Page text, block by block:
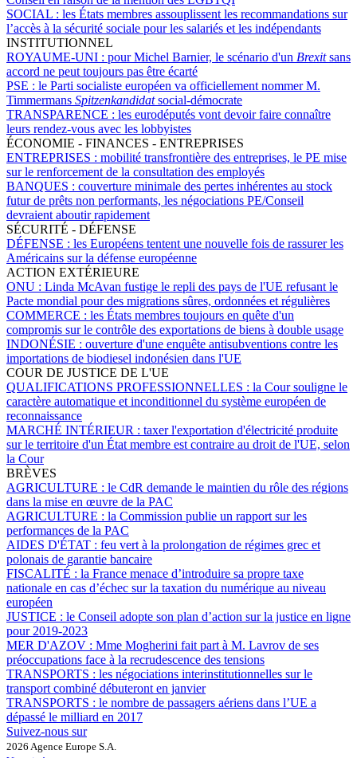
SOCIAL : les États membres assouplissent les recommandations sur
l’accès à la sécurité sociale pour les salariés et les indépendants
INSTITUTIONNEL
ROYAUME-UNI : pour Michel Barnier, le scénario d'un Brexitsans
accord ne peut toujours pas être écarté
PSE : le Parti socialiste européen va officiellement nommer M.
Timmermans Spitzenkandidatsocial-démocrate
TRANSPARENCE : les eurodéputés vont devoir faire connaître
leurs rendez-vous avec les lobbyistes
ÉCONOMIE - FINANCES - ENTREPRISES
ENTREPRISES : mobilité transfrontière des entreprises, le PE mise
sur le renforcement de la consultation des employés
BANQUES : couverture minimale des pertes inhérentes au stock
futur de prêts non performants, les négociations PE/Conseil
devraient aboutir rapidement
SÉCURITÉ - DÉFENSE
DÉFENSE : les Européens tentent une nouvelle fois de rassurer les
Américains sur la défense européenne
ACTION EXTÉRIEURE
ONU : Linda McAvan fustige le repli des pays de l'UE refusant le
Pacte mondial pour des migrations sûres, ordonnées et régulières
COMMERCE : les États membres toujours en quête d'un
compromis sur le contrôle des exportations de biens à double usage
INDONÉSIE : ouverture d'une enquête antisubventions contre les
importations de biodiesel indonésien dans l'UE
COUR DE JUSTICE DE L'UE
QUALIFICATIONS PROFESSIONNELLES : la Cour souligne le
caractère automatique et inconditionnel du système européen de
reconnaissance
MARCHÉ INTÉRIEUR : taxer l'exportation d'électricité produite
sur le territoire d'un État membre est contraire au droit de l'UE, selon
la Cour
BRÈVES
AGRICULTURE : le CdR demande le maintien du rôle des régions
dans la mise en œuvre de la PAC
AGRICULTURE : la Commission publie un rapport sur les
performances de la PAC
AIDES D'ÉTAT : feu vert à la prolongation de régimes grec et
polonais de garantie bancaire
FISCALITÉ : la France menace d’introduire sa propre taxe
nationale en cas d’échec sur la taxation du numérique au niveau
européen
JUSTICE : le Conseil adopte son plan d’action sur la justice en ligne
pour 2019-2023
MER D'AZOV : Mme Mogherini fait part à M. Lavrov de ses
préoccupations face à la recrudescence des tensions
TRANSPORTS : les négociations interinstitutionnelles sur le
transport combiné débuteront en janvier
TRANSPORTS : le nombre de passagers aériens dans l’UE a
dépassé le milliard en 2017
Suivez-nous sur
2026 Agence Europe S.A.